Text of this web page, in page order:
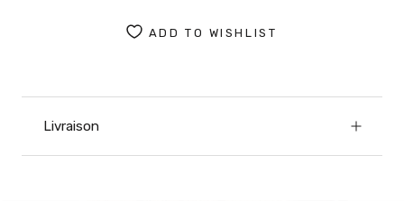
ADD TO WISHLIST
Livraison